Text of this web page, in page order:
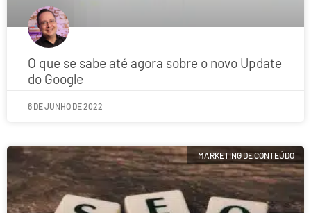
O que se sabe até agora sobre o novo Update
do Google
6 DE JUNHO DE 2022
MARKETING DE CONTEÚDO